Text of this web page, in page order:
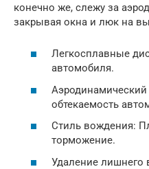
конечно же, слежу за
закрывая окна и люк на
Легкосплавные
автомобиля.
обтекаемость
Стиль вождения:
торможение.
Удаление лишнего